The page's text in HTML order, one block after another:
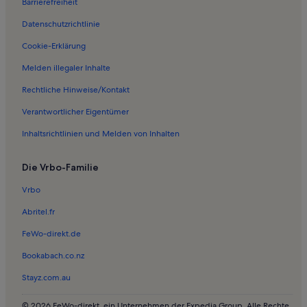
Ferienwohnungen in São Jorge
Ferienwohnungen in Pirenopolis Centro
Ferienwohnungen in Santo Antônio do Descoberto
Ferienwohnungen in Anapolis
Ferienwohnungen in Pirenópolis
Ferienunterkünfte in Strandnähe nahe Pireneus Staatspark
Barrierefreiheit
Datenschutzrichtlinie
Cookie-Erklärung
Melden illegaler Inhalte
Rechtliche Hinweise/Kontakt
Verantwortlicher Eigentümer
Inhaltsrichtlinien und Melden von Inhalten
Die Vrbo-Familie
Vrbo
Abritel.fr
FeWo-direkt.de
Bookabach.co.nz
Stayz.com.au